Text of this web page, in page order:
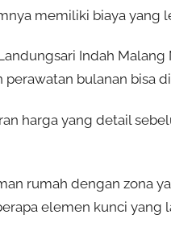
memiliki biaya yang
Indah
bulanan bisa
harga yang detail
rumah dengan zona
elemen kunci yang